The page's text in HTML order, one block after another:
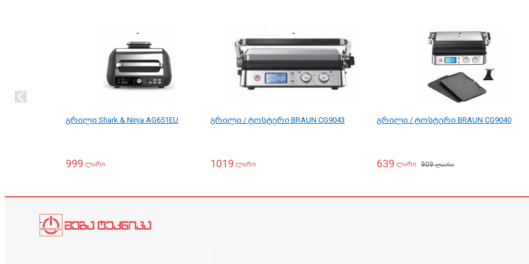
გრილი Shark & Ninja AG651EU
999 ლარი
გრილი / ტოსტერი BRAUN CG9043
1019 ლარი
გრილი / ტოსტერი BRAUN CG9040
639 ლარი 909ლარი